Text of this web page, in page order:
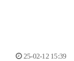
25-02-12 15:39